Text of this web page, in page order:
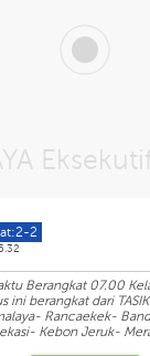
2
Berangkat 07.00
berangkat dari
Rancaekek-
Kebon Jeruk-